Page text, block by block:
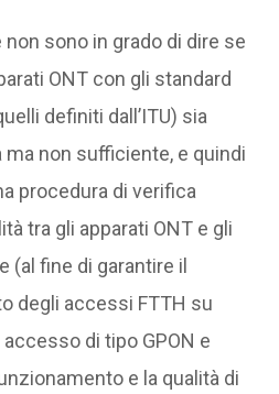
sono in grado di dire se
ONT con gli standard
definiti dall’ITU) sia
non sufficiente, e quindi
procedura di verifica
tra gli apparati ONT e gli
(al fine di garantire il
degli accessi FTTH su
di tipo GPON e
e la qualità di